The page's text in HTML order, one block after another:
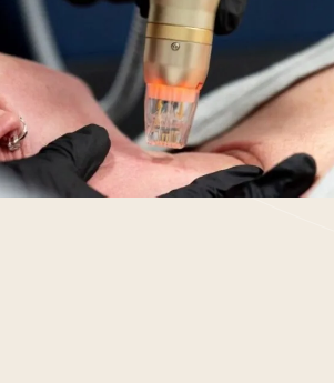
Een resultaat gerichte cosmeceutical,
vol actieve ingrediënten, gebaseerd
op clean science. Exclusief voor
(para-)medische huidprofessionals.